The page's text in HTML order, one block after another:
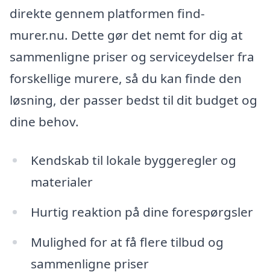
direkte gennem platformen find-
murer.nu. Dette gør det nemt for dig at
sammenligne priser og serviceydelser fra
forskellige murere, så du kan finde den
løsning, der passer bedst til dit budget og
dine behov.
Kendskab til lokale byggeregler og
materialer
Hurtig reaktion på dine forespørgsler
Mulighed for at få flere tilbud og
sammenligne priser